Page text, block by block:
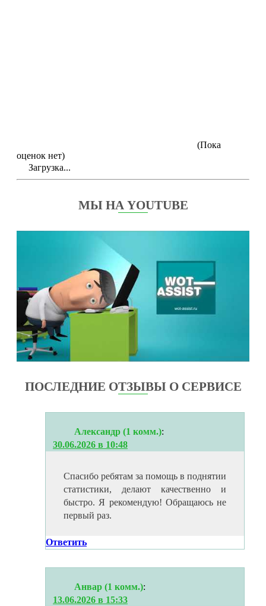
(Пока
оценок нет)
Загрузка...
МЫ НА YOUTUBE
ПОСЛЕДНИЕ ОТЗЫВЫ О СЕРВИСЕ
Александр (1 комм.):
30.06.2026 в 10:48
Спасибо ребятам за помощь в поднятии
статистики, делают качественно и
быстро. Я рекомендую! Обращаюсь не
первый раз.
Ответить
Анвар (1 комм.):
13.06.2026 в 15:33